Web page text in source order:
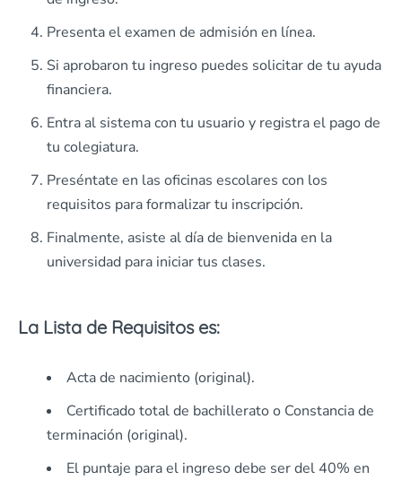
Presenta el examen de admisión en línea.
Si aprobaron tu ingreso puedes solicitar de tu ayuda
financiera.
Entra al sistema con tu usuario y registra el pago de
tu colegiatura.
Preséntate en las oficinas escolares con los
requisitos para formalizar tu inscripción.
Finalmente, asiste al día de bienvenida en la
universidad para iniciar tus clases.
La Lista de Requisitos es:
Acta de nacimiento (original).
Certificado total de bachillerato o Constancia de
terminación (original).
El puntaje para el ingreso debe ser del 40% en